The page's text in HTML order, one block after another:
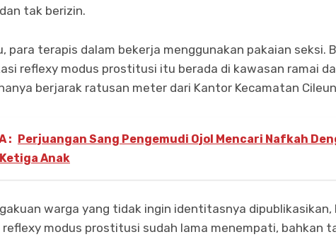
tak berizin.
para terapis dalam bekerja menggunakan pakaian seksi.
reflexy modus prostitusi itu berada di kawasan ramai
berjarak ratusan meter dari Kantor Kecamatan
:
Perjuangan Sang Pengemudi Ojol Mencari Nafkah
Anak
warga yang tidak ingin identitasnya dipublikasikan,
modus prostitusi sudah lama menempati, bahkan